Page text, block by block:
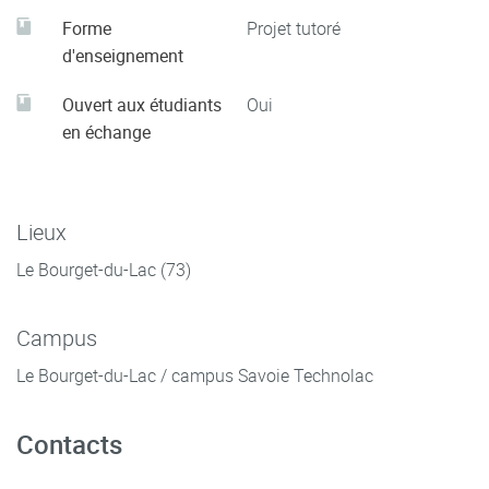
Forme
d'enseignement
Projet tutoré
Ouvert aux étudiants
en échange
Oui
Lieux
Le Bourget-du-Lac (73)
Campus
Le Bourget-du-Lac / campus Savoie Technolac
Contacts